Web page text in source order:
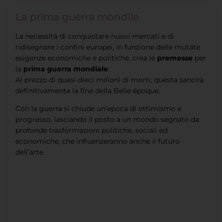
La prima guerra mondile
La necessità di conquistare nuovi mercati e di
ridisegnare i confini europei, in funzione delle mutate
esigenze economiche e politiche, crea le premesse per
la prima guerra mondiale
Al prezzo di quasi dieci milioni di morti, questa sancirà
definitivamente la fine della Belle époque.
Con la guerra si chiude un’epoca di ottimismo e
progresso, lasciando il posto a un mondo segnato da
profonde trasformazioni politiche, sociali ed
economiche, che influenzeranno anche il futuro
dell’arte.